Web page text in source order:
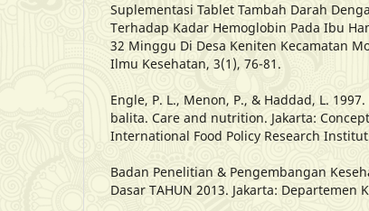
Suplementasi Tablet Tambah Darah
Terhadap Kadar Hemoglobin Pada Ibu
32 Minggu Di Desa Keniten Kecamatan
Ilmu Kesehatan, 3(1), 76-81.
Engle, P. L., Menon, P., & Haddad, L.
balita. Care and nutrition. Jakarta:
International Food Policy Research
Badan Penelitian & Pengembangan
Dasar TAHUN 2013. Jakarta: Departemen